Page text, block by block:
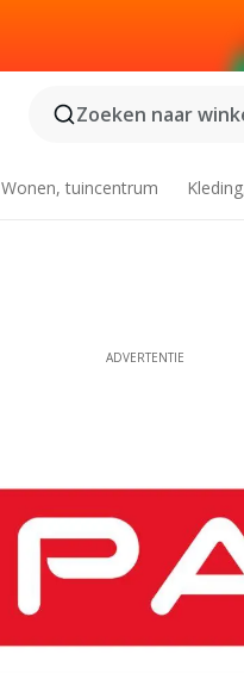
Zoeken naar
Wonen, tuincentrum
ADVERTENTIE